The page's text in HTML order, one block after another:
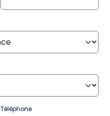
Téléphone